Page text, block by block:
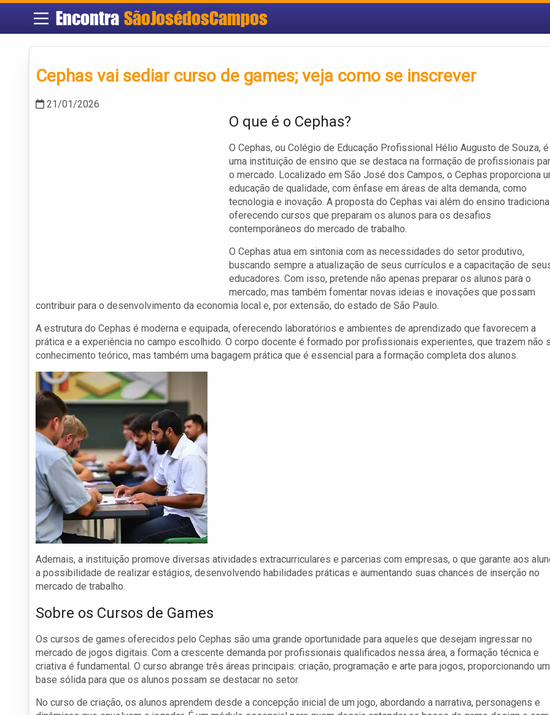
Encontra SãoJosédosCampos
Cephas vai sediar curso de games; veja como se inscrever
21/01/2026
O que é o Cephas?
O Cephas, ou Colégio de Educação Profissional Hélio Augusto de Souza, é
uma instituição de ensino que se destaca na formação de profissionais
o mercado. Localizado em São José dos Campos, o Cephas proporciona
educação de qualidade, com ênfase em áreas de alta demanda, como
tecnologia e inovação. A proposta do Cephas vai além do ensino
oferecendo cursos que preparam os alunos para os desafios
contemporâneos do mercado de trabalho.
O Cephas atua em sintonia com as necessidades do setor produtivo,
buscando sempre a atualização de seus currículos e a capacitação de
educadores. Com isso, pretende não apenas preparar os alunos para o
mercado, mas também fomentar novas ideias e inovações que possam
contribuir para o desenvolvimento da economia local e, por extensão, do estado de São Paulo.
A estrutura do Cephas é moderna e equipada, oferecendo laboratórios e ambientes de aprendizado que favorecem a
prática e a experiência no campo escolhido. O corpo docente é formado por profissionais experientes, que trazem não
conhecimento teórico, mas também uma bagagem prática que é essencial para a formação completa dos alunos.
Ademais, a instituição promove diversas atividades extracurriculares e parcerias com empresas, o que garante aos
a possibilidade de realizar estágios, desenvolvendo habilidades práticas e aumentando suas chances de inserção no
mercado de trabalho.
Sobre os Cursos de Games
Os cursos de games oferecidos pelo Cephas são uma grande oportunidade para aqueles que desejam ingressar no
mercado de jogos digitais. Com a crescente demanda por profissionais qualificados nessa área, a formação técnica e
criativa é fundamental. O curso abrange três áreas principais: criação, programação e arte para jogos, proporcionando
base sólida para que os alunos possam se destacar no setor.
No curso de criação, os alunos aprendem desde a concepção inicial de um jogo, abordando a narrativa, personagens e